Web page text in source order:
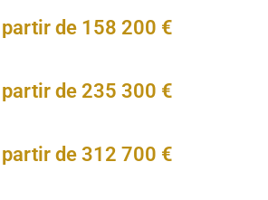
de 158 200 €
de 235 300 €
de 312 700 €